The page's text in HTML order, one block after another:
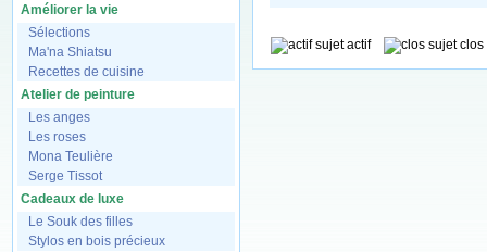
Améliorer la vie
Sélections
Ma'na Shiatsu
Recettes de cuisine
Atelier de peinture
Les anges
Les roses
Mona Teulière
Serge Tissot
Cadeaux de luxe
Le Souk des filles
Stylos en bois précieux
sujet actif sujet